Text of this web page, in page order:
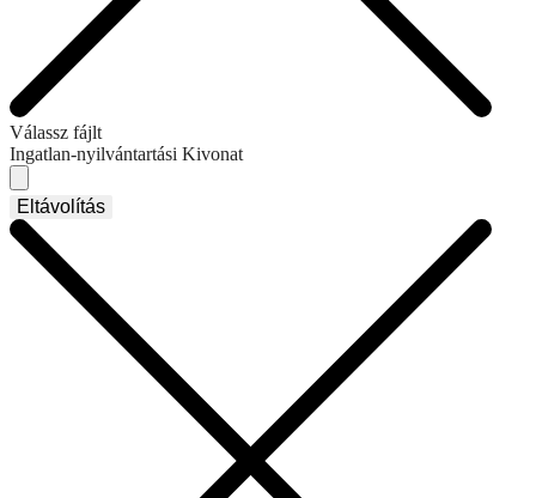
Válassz fájlt
Ingatlan-nyilvántartási Kivonat
Eltávolítás